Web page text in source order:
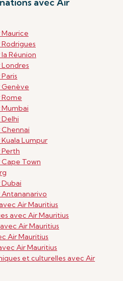
Réunion
Genève
Mumbai
Delhi
Lumpur
Town
Dubai
Air Mauritius
avec Air Mauritius
Air Mauritius
Air Mauritius
Air Mauritius
et culturelles avec Air